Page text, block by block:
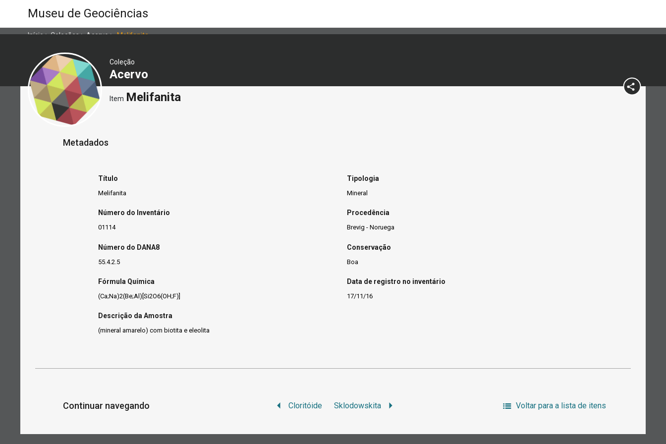
Museu de Geociências
Início>Coleções>Acervo>Melifanita
Coleção
Acervo
Item Melifanita
Metadados
Título
Melifanita
Número do Inventário
01114
Número do DANA8
55.4.2.5
Fórmula Química
(Ca;Na)2(Be;Al)[Si2O6(OH;F)]
Descrição da Amostra
(mineral amarelo) com biotita e eleolita
Tipologia
Mineral
Procedência
Brevig - Noruega
Conservação
Boa
Data de registro no inventário
17/11/16
Continuar navegando Cloritóide Sklodowskita Voltar para a lista de itens